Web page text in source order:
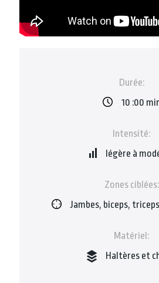
Durée:
10 :00
Intensité:
légère à
Zones ciblées:
Jambes, biceps,
Matériel:
Haltères et